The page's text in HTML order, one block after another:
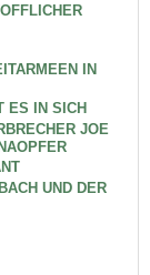
IN
ES IN SICH
JOE
UND DER